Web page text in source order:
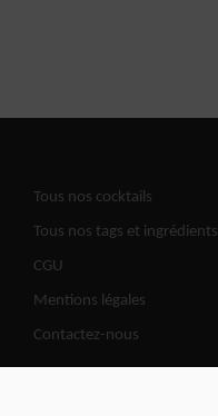
Tous nos cocktails
Tous nos tags et ingrédients
CGU
Mentions légales
Contactez-nous